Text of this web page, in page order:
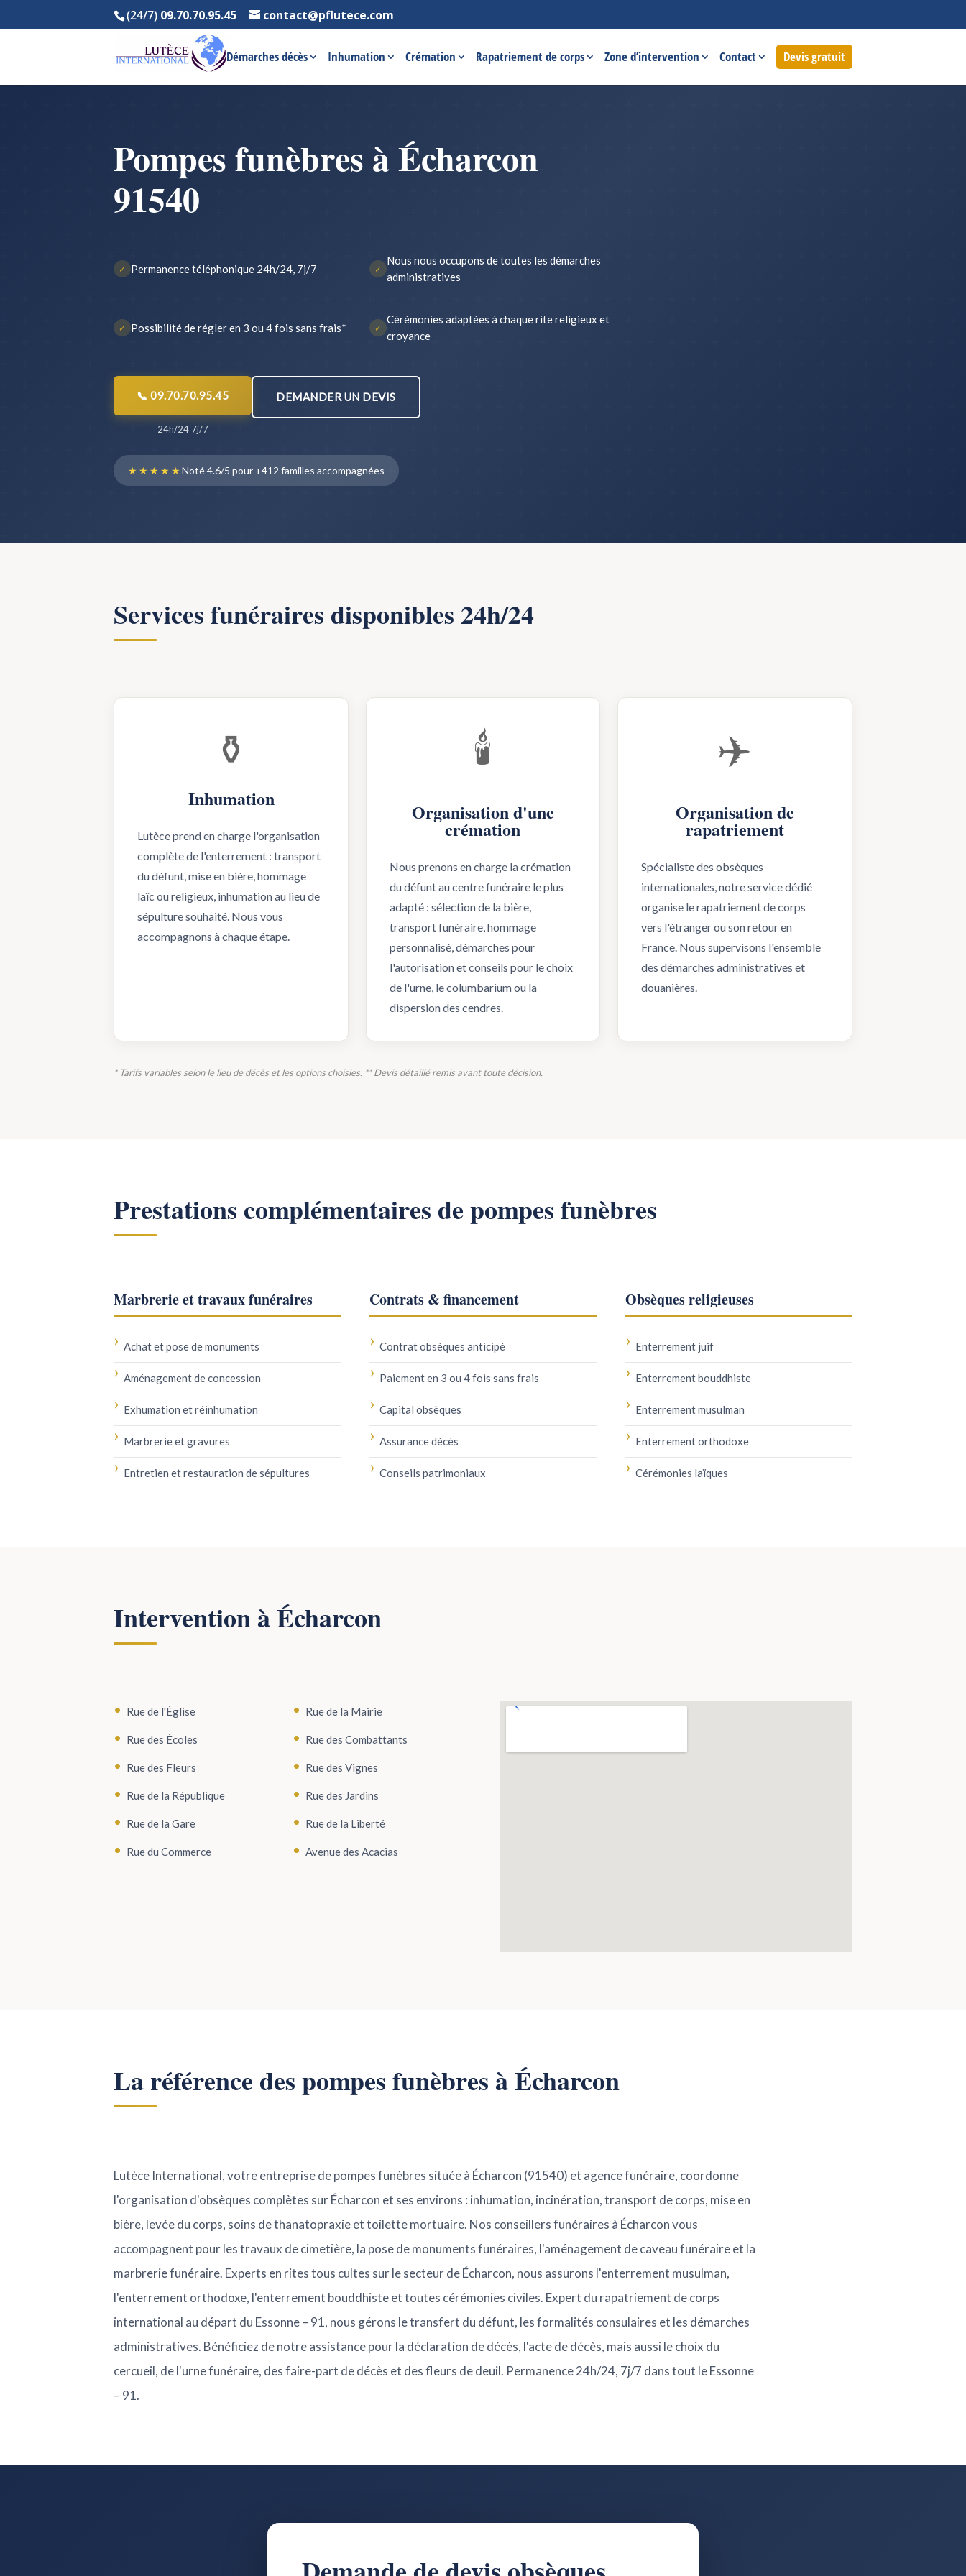
(24/7) 09.70.70.95.45 contact@pflutece.com
Démarches décès Inhumation Crémation Rapatriement de corps Zone d’intervention Contact Devis gratuit
Pompes funèbres à Écharcon
91540
✓ Permanence téléphonique 24h/24, 7j/7 ✓
Nous nous occupons de toutes les démarches
administratives
✓ Possibilité de régler en 3 ou 4 fois sans frais* ✓
Cérémonies adaptées à chaque rite religieux et
croyance
📞 09.70.70.95.45
24h/24 7j/7
DEMANDER UN DEVIS
★★★★★Noté 4.6/5 pour +412 familles accompagnées
Services funéraires disponibles 24h/24
⚱️
Inhumation
Lutèce prend en charge l'organisation
complète de l'enterrement : transport
du défunt, mise en bière, hommage
laïc ou religieux, inhumation au lieu de
sépulture souhaité. Nous vous
accompagnons à chaque étape.
🕯️
Organisation d'une
crémation
Nous prenons en charge la crémation
du défunt au centre funéraire le plus
adapté : sélection de la bière,
transport funéraire, hommage
personnalisé, démarches pour
l'autorisation et conseils pour le choix
de l'urne, le columbarium ou la
dispersion des cendres.
✈️
Organisation de
rapatriement
Spécialiste des obsèques
internationales, notre service dédié
organise le rapatriement de corps
vers l'étranger ou son retour en
France. Nous supervisons l'ensemble
des démarches administratives et
douanières.
* Tarifs variables selon le lieu de décès et les options choisies. ** Devis détaillé remis avant toute décision.
Prestations complémentaires de pompes funèbres
Marbrerie et travaux funéraires
Achat et pose de monuments
Aménagement de concession
Exhumation et réinhumation
Marbrerie et gravures
Entretien et restauration de sépultures
Contrats & financement
Contrat obsèques anticipé
Paiement en 3 ou 4 fois sans frais
Capital obsèques
Assurance décès
Conseils patrimoniaux
Obsèques religieuses
Enterrement juif
Enterrement bouddhiste
Enterrement musulman
Enterrement orthodoxe
Cérémonies laïques
Intervention à Écharcon
Rue de l'Église Rue de la Mairie
Rue des Écoles Rue des Combattants
Rue des Fleurs Rue des Vignes
Rue de la République Rue des Jardins
Rue de la Gare Rue de la Liberté
Rue du Commerce Avenue des Acacias
La référence des pompes funèbres à Écharcon
Lutèce International, votre entreprise de pompes funèbres située à Écharcon (91540) et agence funéraire, coordonne
l'organisation d'obsèques complètes sur Écharcon et ses environs : inhumation, incinération, transport de corps, mise en
bière, levée du corps, soins de thanatopraxie et toilette mortuaire. Nos conseillers funéraires à Écharcon vous
accompagnent pour les travaux de cimetière, la pose de monuments funéraires, l'aménagement de caveau funéraire et la
marbrerie funéraire. Experts en rites tous cultes sur le secteur de Écharcon, nous assurons l'enterrement musulman,
l'enterrement orthodoxe, l'enterrement bouddhiste et toutes cérémonies civiles. Expert du rapatriement de corps
international au départ du Essonne – 91, nous gérons le transfert du défunt, les formalités consulaires et les démarches
administratives. Bénéficiez de notre assistance pour la déclaration de décès, l'acte de décès, mais aussi le choix du
cercueil, de l'urne funéraire, des faire-part de décès et des fleurs de deuil. Permanence 24h/24, 7j/7 dans tout le Essonne
– 91.